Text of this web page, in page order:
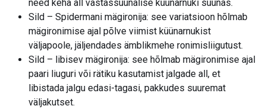
need keha all vastassuunalise küünarnuki suunas.
Sild – Spidermani mägironija: see variatsioon hõlmab
mägironimise ajal põlve viimist küünarnukist
väljapoole, jäljendades ämblikmehe ronimisliigutust.
Sild – libisev mägironija: see hõlmab mägironimise ajal
paari liuguri või rätiku kasutamist jalgade all, et
libistada jalgu edasi-tagasi, pakkudes suuremat
väljakutset.